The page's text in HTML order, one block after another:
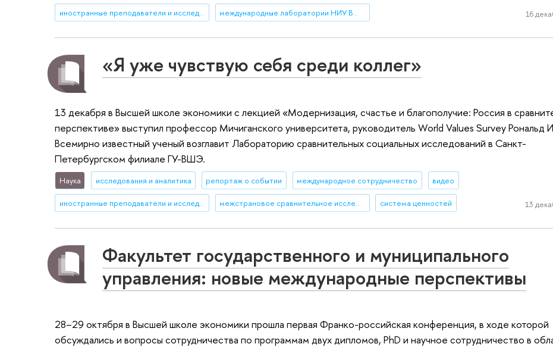
иностранные преподаватели и исследователи международные лаборатории НИУ ВШЭ 16
«Я уже чувствую себя среди коллег»
13 декабря в Высшей школе экономики с лекцией «Модернизация, счастье и благополучие: Россия в
перспективе» выступил профессор Мичиганского университета, руководитель World Values Survey Рональд
Всемирно известный ученый возглавит Лабораторию сравнительных социальных исследований в Санкт-
Петербургском филиале ГУ-ВШЭ.
Наука исследования и аналитика репортаж о событии международное сотрудничество видео
иностранные преподаватели и исследователи межстрановое сравнительное исследование система ценностей 13
Факультет государственного и муниципального
управления: новые международные перспективы
28–29 октября в Высшей школе экономики прошла первая Франко-российская конференция, в ходе которой
обсуждались и вопросы сотрудничества по программам двух дипломов, PhD и научное сотрудничество в